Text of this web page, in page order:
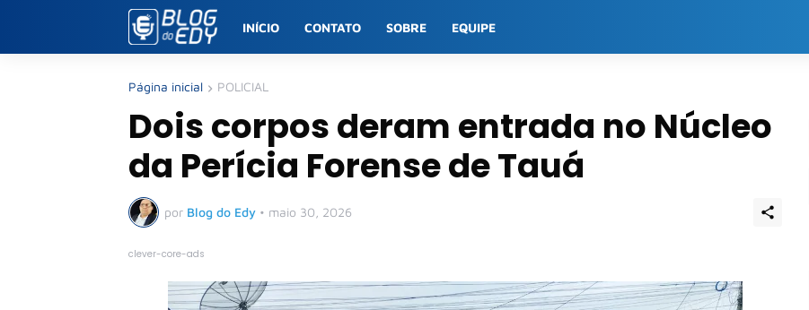
INÍCIO CONTATO SOBRE EQUIPE
Página inicial POLICIAL
Dois corpos deram entrada no Núcleo
da Perícia Forense de Tauá
por Blog do Edy • maio 30, 2026
clever-core-ads